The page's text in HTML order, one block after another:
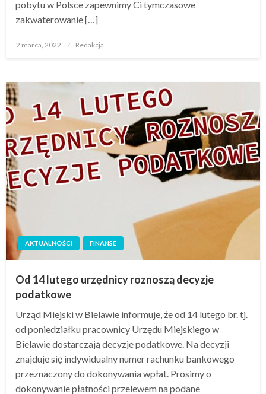
pobytu w Polsce zapewnimy Ci tymczasowe
zakwaterowanie […]
Opublikowane
2 marca, 2022 Redakcja
AKTUALNOŚCI FINANSE
Od 14 lutego urzędnicy roznoszą decyzje
podatkowe
Urząd Miejski w Bielawie informuje, że od 14 lutego br. tj.
od poniedziałku pracownicy Urzędu Miejskiego w
Bielawie dostarczają decyzje podatkowe. Na decyzji
znajduje się indywidualny numer rachunku bankowego
przeznaczony do dokonywania wpłat. Prosimy o
dokonywanie płatności przelewem na podane